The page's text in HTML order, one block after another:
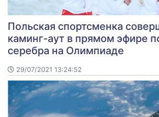
Польская спортсменка
каминг-аут в прямом эфире
серебра на Олимпиаде
29/07/2021 13:24:52